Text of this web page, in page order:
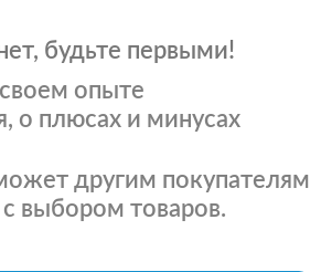
будьте первыми!
опыте
о плюсах и минусах
другим покупателям
выбором товаров.